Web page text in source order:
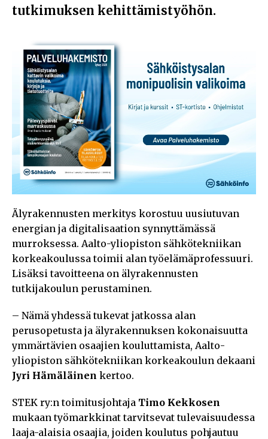
tutkimuksen kehittämistyöhön.
Älyrakennusten merkitys korostuu uusiutuvan
energian ja digitalisaation synnyttämässä
murroksessa. Aalto-yliopiston sähkötekniikan
korkeakoulussa toimii alan työelämäprofessuuri.
Lisäksi tavoitteena on älyrakennusten
tutkijakoulun perustaminen.
– Nämä yhdessä tukevat jatkossa alan
perusopetusta ja älyrakennuksen kokonaisuutta
ymmärtävien osaajien kouluttamista, Aalto-
yliopiston sähkötekniikan korkeakoulun dekaani
Jyri Hämäläinen kertoo.
STEK ry:n toimitusjohtaja Timo Kekkosen
mukaan työmarkkinat tarvitsevat tulevaisuudessa
laaja-alaisia osaajia, joiden koulutus pohjautuu